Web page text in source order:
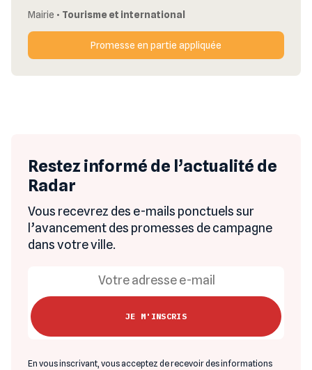
Mairie • Tourisme et international
Promesse en partie appliquée
Restez informé de l’actualité de
Radar
Vous recevrez des e-mails ponctuels sur
l’avancement des promesses de campagne
dans votre ville.
En vous inscrivant, vous acceptez de recevoir des informations